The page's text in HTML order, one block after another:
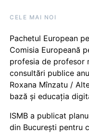
CELE MAI NOI
Pachetul European
Comisia Europeană
profesia de profesor
consultări publice
Roxana Mînzatu /
bază și educația
ISMB a publicat
din București pentru